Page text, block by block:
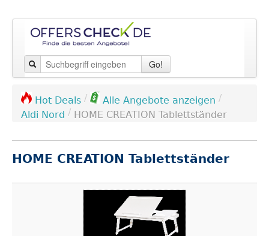
Go!
Hot Deals / Alle Angebote anzeigen /
Aldi Nord / HOME CREATION Tablettständer
HOME CREATION Tablettständer